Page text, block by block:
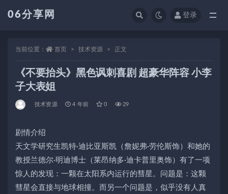
06分享网 登录
当前位置： 首页 技术资源 正文
《不要抬头》黑色讽刺喜剧 超豪华阵容 小李
子大表姐
技术资源 4 年前 0 29
剧情介绍
天文学研究生凯特·迪比亚斯凯（詹妮弗·劳伦斯饰）和她的
教授兰德尔·明迪博士（莱昂纳多·迪卡普里奥饰）有了一项
惊人的发现：一颗在太阳系内运行的彗星。问题是：这颗
彗星会直接与地球相撞。而另一个问题是，似乎没有人真